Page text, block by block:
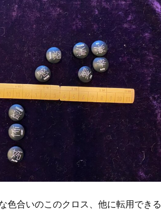
色合いのこのクロス、他に転用できる